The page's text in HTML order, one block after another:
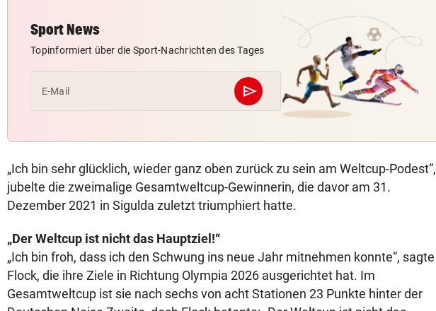
Sport News
Topinformiert über die Sport-Nachrichten des Tages
E-Mail send
Abschicken
„Ich bin sehr glücklich, wieder ganz oben zurück zu sein am Weltcup-Podest“,
jubelte die zweimalige Gesamtweltcup-Gewinnerin, die davor am 31.
Dezember 2021 in Sigulda zuletzt triumphiert hatte.
„Der Weltcup ist nicht das Hauptziel!“
„Ich bin froh, dass ich den Schwung ins neue Jahr mitnehmen konnte“, sagte
Flock, die ihre Ziele in Richtung Olympia 2026 ausgerichtet hat. Im
Gesamtweltcup ist sie nach sechs von acht Stationen 23 Punkte hinter der